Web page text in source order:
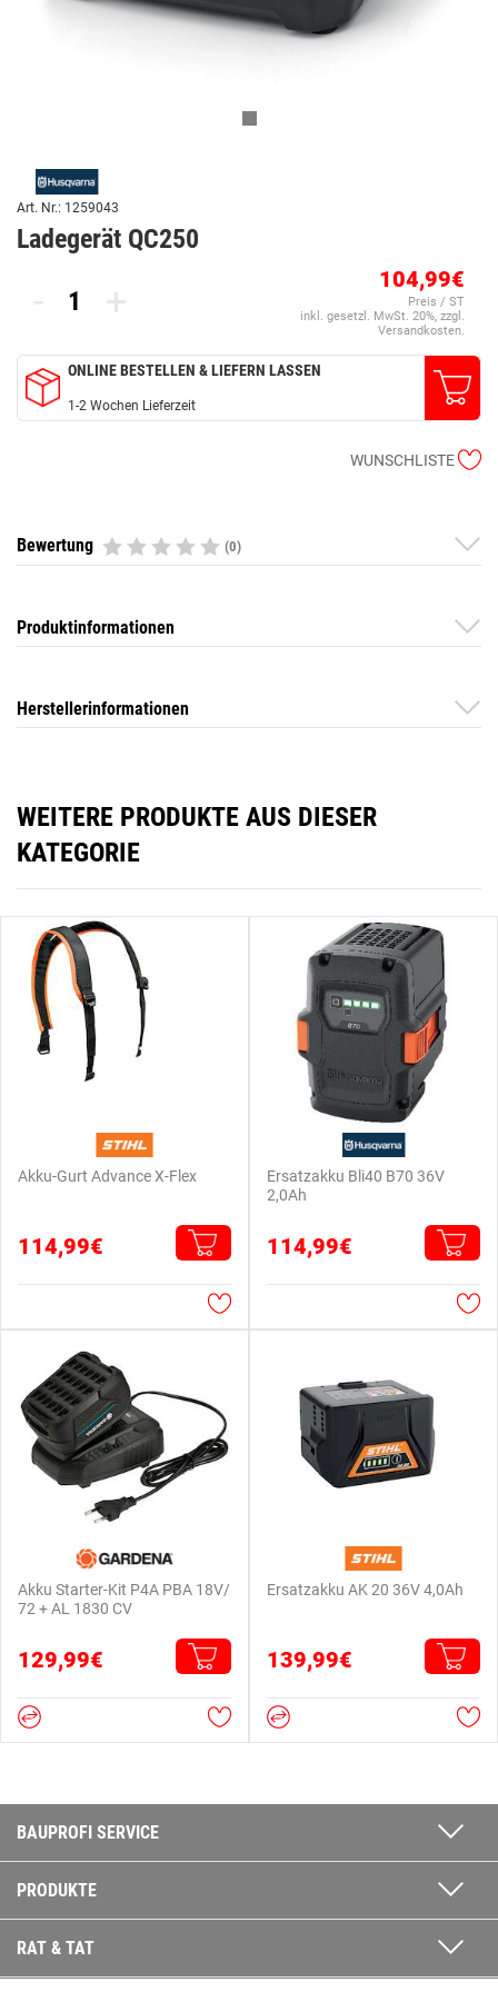
Art. Nr.: 1259043
Ladegerät QC250
- + 104,99€
Preis / ST
inkl. gesetzl. MwSt. 20%, zzgl.
Versandkosten.
ONLINE BESTELLEN & LIEFERN LASSEN
1-2 Wochen Lieferzeit
WUNSCHLISTE
Bewertung (0)
Produktinformationen
Herstellerinformationen
WEITERE PRODUKTE AUS DIESER
KATEGORIE
Akku-Gurt Advance X-Flex
114,99€
Ersatzakku Bli40 B70 36V
2,0Ah
114,99€
Akku Starter-Kit P4A PBA 18V/
72 + AL 1830 CV
129,99€
Ersatzakku AK 20 36V 4,0Ah
139,99€
BAUPROFI SERVICE
PRODUKTE
RAT & TAT